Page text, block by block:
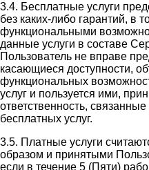
3.4. Бесплатные услуги
без каких-либо гарантий, в
функциональными
данные услуги в составе
Пользователь не вправе
касающиеся доступности,
функциональных
услуг и пользуется ими,
ответственность,
бесплатных услуг.
3.5. Платные услуги
образом и принятыми
если в течение 5 (Пяти)